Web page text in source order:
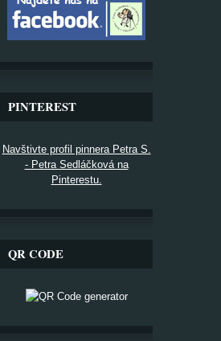
PINTEREST
Navštivte profil pinnera Petra S.
- Petra Sedláčková na
Pinterestu.
QR CODE